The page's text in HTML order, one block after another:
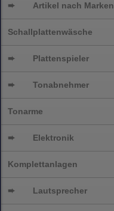
➨ Artikel nach Marken
Schallplattenwäsche
➨ Plattenspieler
➨ Tonabnehmer
Tonarme
➨ Elektronik
Komplettanlagen
➨ Lautsprecher